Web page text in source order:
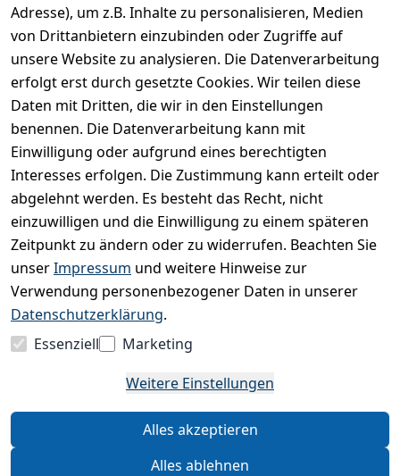
Adresse), um z.B. Inhalte zu personalisieren, Medien
von Drittanbietern einzubinden oder Zugriffe auf
unsere Website zu analysieren. Die Datenverarbeitung
erfolgt erst durch gesetzte Cookies. Wir teilen diese
Daten mit Dritten, die wir in den Einstellungen
benennen. Die Datenverarbeitung kann mit
Einwilligung oder aufgrund eines berechtigten
Interesses erfolgen. Die Zustimmung kann erteilt oder
abgelehnt werden. Es besteht das Recht, nicht
einzuwilligen und die Einwilligung zu einem späteren
Zeitpunkt zu ändern oder zu widerrufen. Beachten Sie
unserImpressum und weitere Hinweise zur
Verwendung personenbezogener Daten in unserer
Datenschutzerklärung.
Essenziell
Marketing
Weitere Einstellungen
Alles akzeptieren
Alles ablehnen
Ich bestätige hiermit,
dass ich die
Datenschutzerklärung
gelesen habe. Ich
kann meine
Einwilligung jederzeit
widerrufen.**
Newsletter
abonnieren
** markierte Felder sind